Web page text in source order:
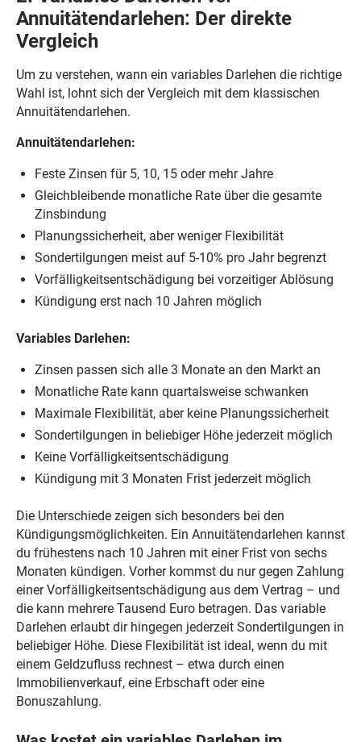
Annuitätendarlehen: Der direkte
Vergleich
Um zu verstehen, wann ein variables Darlehen die richtige
Wahl ist, lohnt sich der Vergleich mit dem klassischen
Annuitätendarlehen.
Annuitätendarlehen:
Feste Zinsen für 5, 10, 15 oder mehr Jahre
Gleichbleibende monatliche Rate über die gesamte
Zinsbindung
Planungssicherheit, aber weniger Flexibilität
Sondertilgungen meist auf 5-10% pro Jahr begrenzt
Vorfälligkeitsentschädigung bei vorzeitiger Ablösung
Kündigung erst nach 10 Jahren möglich
Variables Darlehen:
Zinsen passen sich alle 3 Monate an den Markt an
Monatliche Rate kann quartalsweise schwanken
Maximale Flexibilität, aber keine Planungssicherheit
Sondertilgungen in beliebiger Höhe jederzeit möglich
Keine Vorfälligkeitsentschädigung
Kündigung mit 3 Monaten Frist jederzeit möglich
Die Unterschiede zeigen sich besonders bei den
Kündigungsmöglichkeiten. Ein Annuitätendarlehen kannst
du frühestens nach 10 Jahren mit einer Frist von sechs
Monaten kündigen. Vorher kommst du nur gegen Zahlung
einer Vorfälligkeitsentschädigung aus dem Vertrag – und
die kann mehrere Tausend Euro betragen. Das variable
Darlehen erlaubt dir hingegen jederzeit Sondertilgungen in
beliebiger Höhe. Diese Flexibilität ist ideal, wenn du mit
einem Geldzufluss rechnest – etwa durch einen
Immobilienverkauf, eine Erbschaft oder eine
Bonuszahlung.